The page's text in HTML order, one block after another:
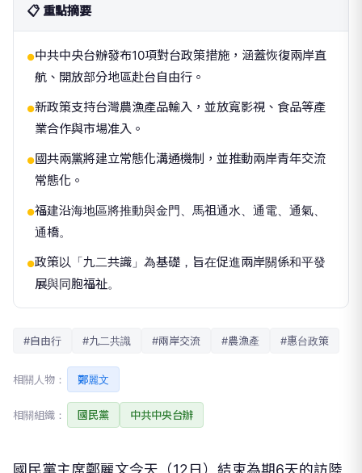
📋 重點摘要
●中共中央台辦發布10項對台政策措施，涵蓋恢復兩岸直
航、開放部分地區赴台自由行。
●新政策支持台灣農漁產品輸入，並放寬影視、食品等產
業合作與市場准入。
●國共兩黨將建立常態化溝通機制，並推動兩岸青年交流
常態化。
●福建沿海地區將推動與金門、馬祖通水、通電、通氣、
通橋。
●政策以「九二共識」為基礎，旨在促進兩岸關係和平發
展與同胞福祉。
#自由行 #九二共識 #兩岸交流 #農漁產 #惠台政策
相關人物： 鄭麗文
相關組織： 國民黨 中共中央台辦